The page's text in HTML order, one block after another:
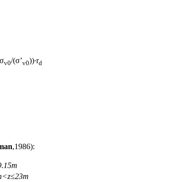
v0/(σ’v0))∙rd
,1986):